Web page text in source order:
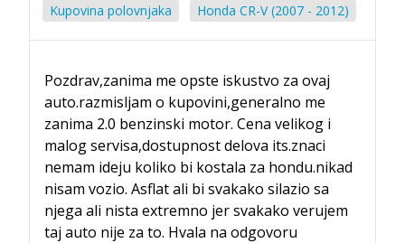
Kupovina polovnjaka Honda CR-V (2007 - 2012)
Pozdrav,zanima me opste iskustvo za ovaj
auto.razmisljam o kupovini,generalno me
zanima 2.0 benzinski motor. Cena velikog i
malog servisa,dostupnost delova its.znaci
nemam ideju koliko bi kostala za hondu.nikad
nisam vozio. Asflat ali bi svakako silazio sa
njega ali nista extremno jer svakako verujem
taj auto nije za to. Hvala na odgovoru